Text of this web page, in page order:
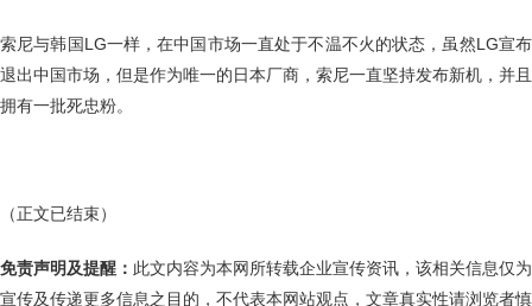
索尼与韩国LG一样，在中国市场一直处于不温不火的状态，虽然LG宣布
退出中国市场，但是作为唯一的日本厂商，索尼一直坚持发布新机，并且
拥有一批死忠粉。
（正文已结束）
免责声明及提醒： 此文内容为本网所转载企业宣传资讯，该相关信息仅为
宣传及传递更多信息之目的，不代表本网站观点，文章真实性请浏览者慎